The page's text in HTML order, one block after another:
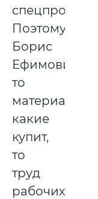
спецпроекту.
Поэтому
Борис
Ефимович
то
материалы
какие
купит,
то
труд
рабочих